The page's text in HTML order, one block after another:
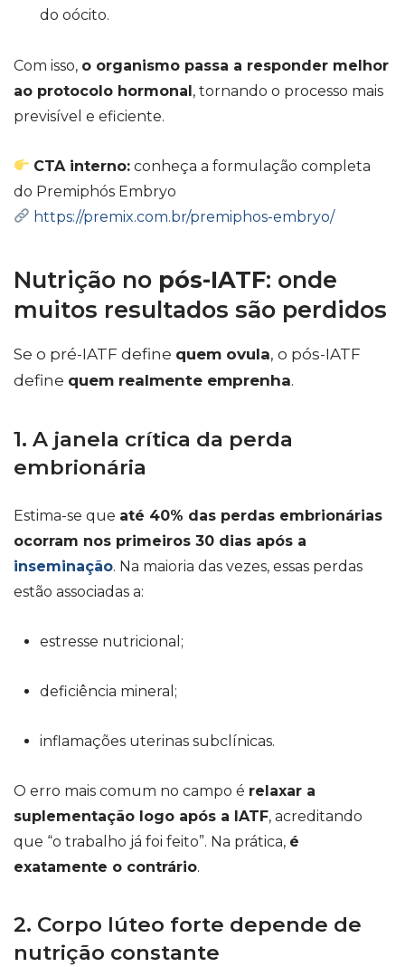
do oócito.
Com isso, o organismo passa a responder melhor
ao protocolo hormonal, tornando o processo mais
previsível e eficiente.
CTA interno: conheça a formulação completa
do Premiphós Embryo
https://premix.com.br/premiphos-embryo/
Nutrição no pós-IATF: onde
muitos resultados são perdidos
Se o pré-IATF define quem ovula, o pós-IATF
define quem realmente emprenha.
1. A janela crítica da perda
embrionária
Estima-se que até 40% das perdas embrionárias
ocorram nos primeiros 30 dias após a
inseminação. Na maioria das vezes, essas perdas
estão associadas a:
estresse nutricional;
deficiência mineral;
inflamações uterinas subclínicas.
O erro mais comum no campo é relaxar a
suplementação logo após a IATF, acreditando
que “o trabalho já foi feito”. Na prática, é
exatamente o contrário.
2. Corpo lúteo forte depende de
nutrição constante